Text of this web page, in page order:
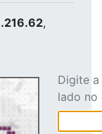
,
Digite
lado no